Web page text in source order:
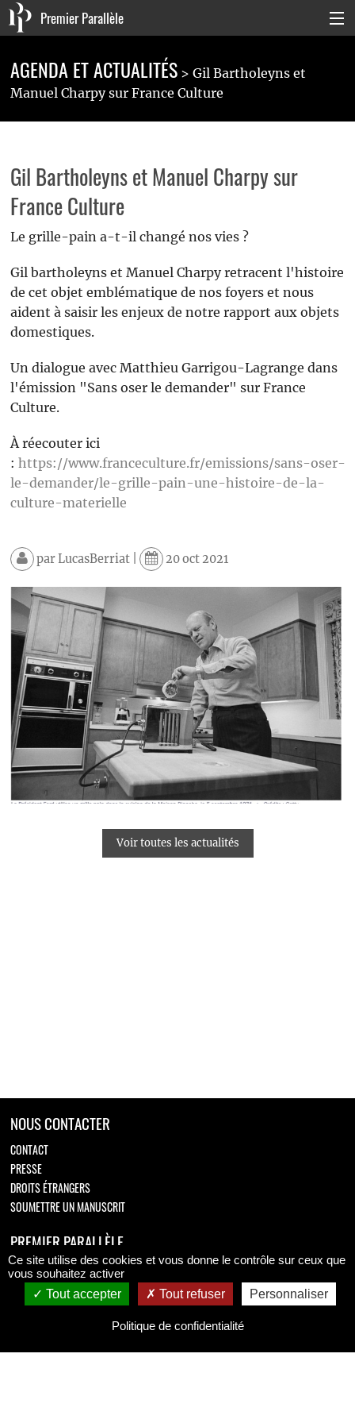
Premier Parallèle
Collection Carnets
Collection Poche
AGENDA ET ACTUALITÉS
Gil Bartholeyns et
Manuel Charpy sur France Culture
Gil Bartholeyns et Manuel Charpy sur
France Culture
Le grille-pain a-t-il changé nos vies ?
Gil bartholeyns et Manuel Charpy retracent l'histoire
de cet objet emblématique de nos foyers et nous
aident à saisir les enjeux de notre rapport aux objets
domestiques.
Un dialogue avec Matthieu Garrigou-Lagrange dans
l'émission "Sans oser le demander" sur France
Culture.
À réecouter ici
: https://www.franceculture.fr/emissions/sans-oser-
le-demander/le-grille-pain-une-histoire-de-la-
culture-materielle
parLucasBerriat| 20 oct 2021
Voir toutes les actualités
NOUS CONTACTER
CONTACT
PRESSE
DROITS ÉTRANGERS
SOUMETTRE UN MANUSCRIT
PREMIER PARALLÈLE
Retrouvez-nous sur
MENTIONS LÉGALES
Ce site utilise des cookies et vous donne le contrôle sur ceux que
vous souhaitez activer
Tout accepter
Tout refuser Personnaliser
Politique de confidentialité